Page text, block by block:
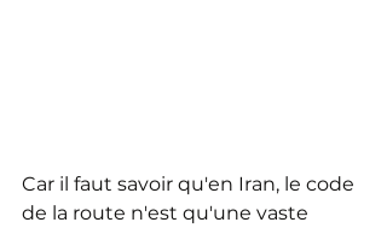
Car il faut savoir qu'en Iran, le code
de la route n'est qu'une vaste